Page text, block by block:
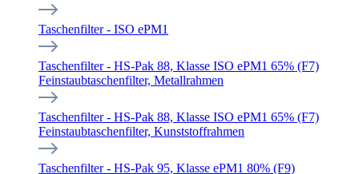
Taschenfilter - ISO ePM1
Taschenfilter - HS-Pak 88, Klasse ISO ePM1 65% (F7)
Feinstaubtaschenfilter, Metallrahmen
Taschenfilter - HS-Pak 88, Klasse ISO ePM1 65% (F7)
Feinstaubtaschenfilter, Kunststoffrahmen
Taschenfilter - HS-Pak 95, Klasse ePM1 80% (F9)